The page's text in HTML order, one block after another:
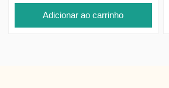
Adicionar ao carrinho